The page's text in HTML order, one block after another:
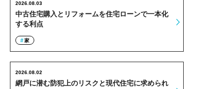
中古住宅購入とリフォームを住宅ローンで一本化
する利点
2026.08.03
家
網戸に潜む防犯上のリスクと現代住宅に求められ
2026.08.02